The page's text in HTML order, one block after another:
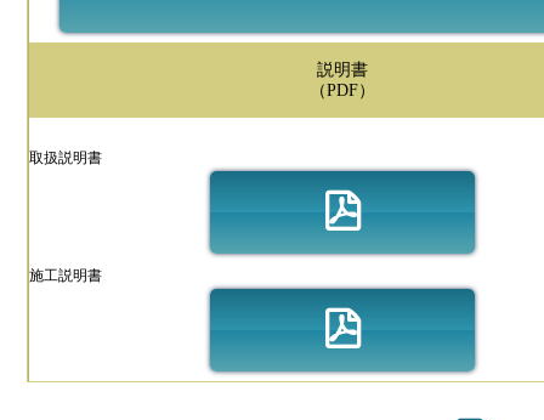
説明書
（PDF）
取扱説明書
施工説明書